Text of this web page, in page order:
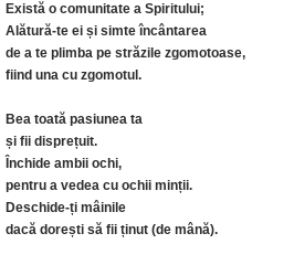
Există o comunitate a Spiritului;
Alătură-te ei și simte încântarea
de a te plimba pe străzile zgomotoase,
fiind una cu zgomotul.
Bea toată pasiunea ta
și fii disprețuit.
Închide ambii ochi,
pentru a vedea cu ochii minții.
Deschide-ți mâinile
dacă dorești să fii ținut (de mână).